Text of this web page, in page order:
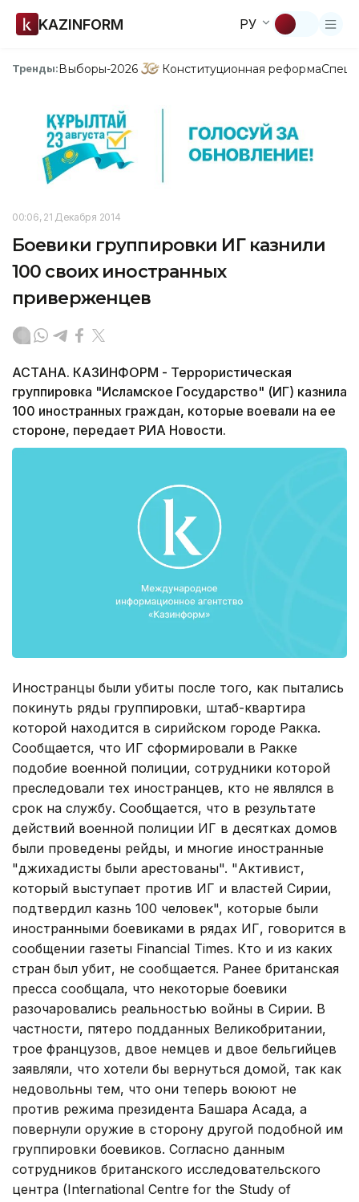
KAZINFORM РУ
Тренды:Выборы-2026 Конституционная реформа
00:06, 21 Декабря 2014
Боевики группировки ИГ казнили
100 своих иностранных
приверженцев
АСТАНА. КАЗИНФОРМ - Террористическая
группировка "Исламское Государство" (ИГ) казнила
100 иностранных граждан, которые воевали на ее
стороне, передает РИА Новости.
Иностранцы были убиты после того, как пытались
покинуть ряды группировки, штаб-квартира
которой находится в сирийском городе Ракка.
Сообщается, что ИГ сформировали в Ракке
подобие военной полиции, сотрудники которой
преследовали тех иностранцев, кто не являлся в
срок на службу. Сообщается, что в результате
действий военной полиции ИГ в десятках домов
были проведены рейды, и многие иностранные
"джихадисты были арестованы". "Активист,
который выступает против ИГ и властей Сирии,
подтвердил казнь 100 человек", которые были
иностранными боевиками в рядах ИГ, говорится в
сообщении газеты Financial Times. Кто и из каких
стран был убит, не сообщается. Ранее британская
пресса сообщала, что некоторые боевики
разочаровались реальностью войны в Сирии. В
частности, пятеро подданных Великобритании,
трое французов, двое немцев и двое бельгийцев
заявляли, что хотели бы вернуться домой, так как
недовольны тем, что они теперь воюют не
против режима президента Башара Асада, а
повернули оружие в сторону другой подобной им
группировки боевиков. Согласно данным
сотрудников британского исследовательского
центра (International Centre for the Study of